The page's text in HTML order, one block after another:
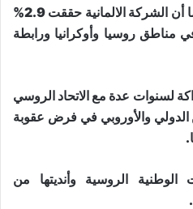
لكرة القدم بمفعول فوري، علما أن الشركة الالمانية حققت 2.9%
رقم أعمالها عام 2020 في مناطق روسيا وأوكرانيا ورابطة
لسنوات عدة مع الاتحاد الروسي
الدولي والأوروبي في فرض عقوبة
الوطنية الروسية وأنديتها من